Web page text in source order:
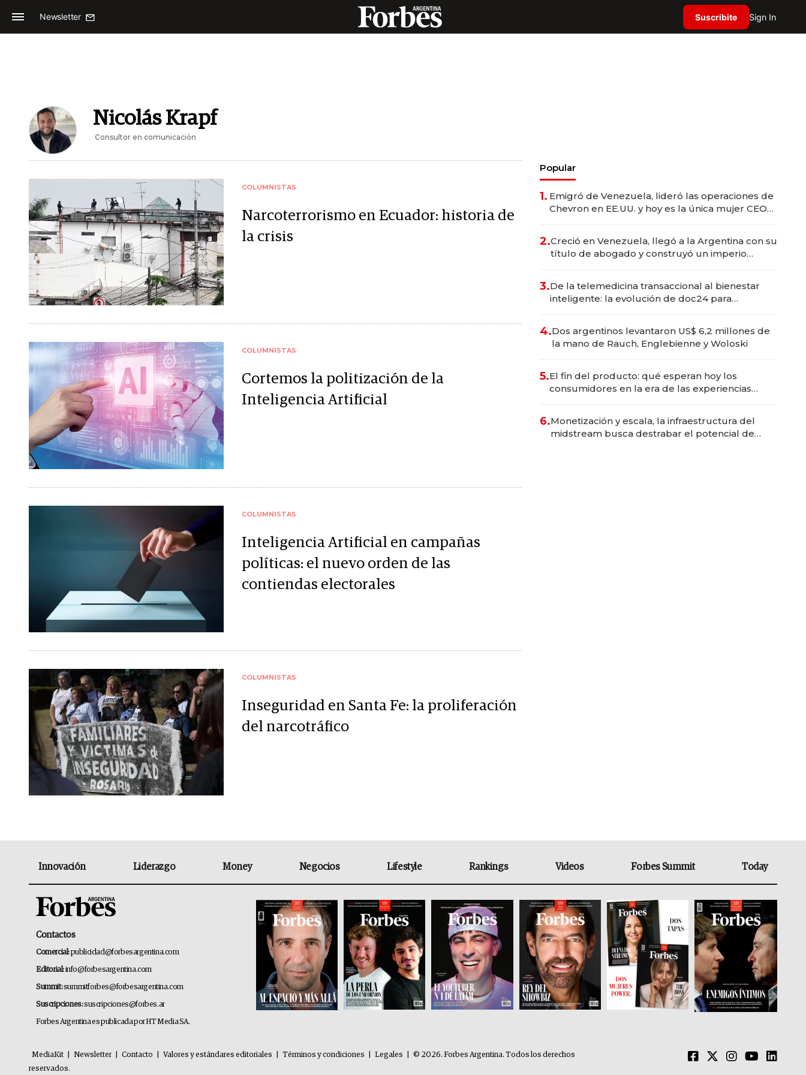
Newsletter Suscribite Sign In
Nicolás Krapf
Consultor en comunicación
COLUMNISTAS
Narcoterrorismo en Ecuador: historia de
la crisis
COLUMNISTAS
Cortemos la politización de la
Inteligencia Artificial
COLUMNISTAS
Inteligencia Artificial en campañas
políticas: el nuevo orden de las
contiendas electorales
COLUMNISTAS
Inseguridad en Santa Fe: la proliferación
del narcotráfico
Popular
1. Emigró de Venezuela, lideró las operaciones de
Chevron en EE.UU. y hoy es la única mujer CEO
2.Creció en Venezuela, llegó a la Argentina con su
título de abogado y construyó un imperio
3.De la telemedicina transaccional al bienestar
inteligente: la evolución de doc24 para
4.Dos argentinos levantaron US$ 6,2 millones de
la mano de Rauch, Englebienne y Woloski
5.El fin del producto: qué esperan hoy los
consumidores en la era de las experiencias
6.Monetización y escala, la infraestructura del
midstream busca destrabar el potencial de
Innovación Liderazgo Money Negocios Lifestyle Rankings Videos Forbes Summit Today
Contactos
Comercial:publicidad@forbesargentina.com
Editorial:info@forbesargentina.com
Summit:summitforbes@forbesargentina.com
Suscripciones:suscripciones@forbes.ar
Forbes Argentina es publicada por HT Media SA.
MediaKit Newsletter Contacto Valores y estándares editoriales Términos y condiciones Legales
© 2026. Forbes Argentina. Todos los derechos
reservados.